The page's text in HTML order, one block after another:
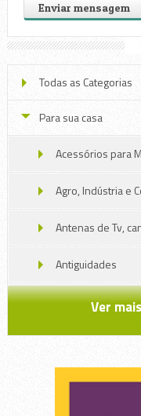
Todas as Categorias
Para sua casa
Acessórios para
Agro, Indústria e
Antenas de Tv,
Antiguidades
Ar condicionado,
Arte e Artesanato
Ver